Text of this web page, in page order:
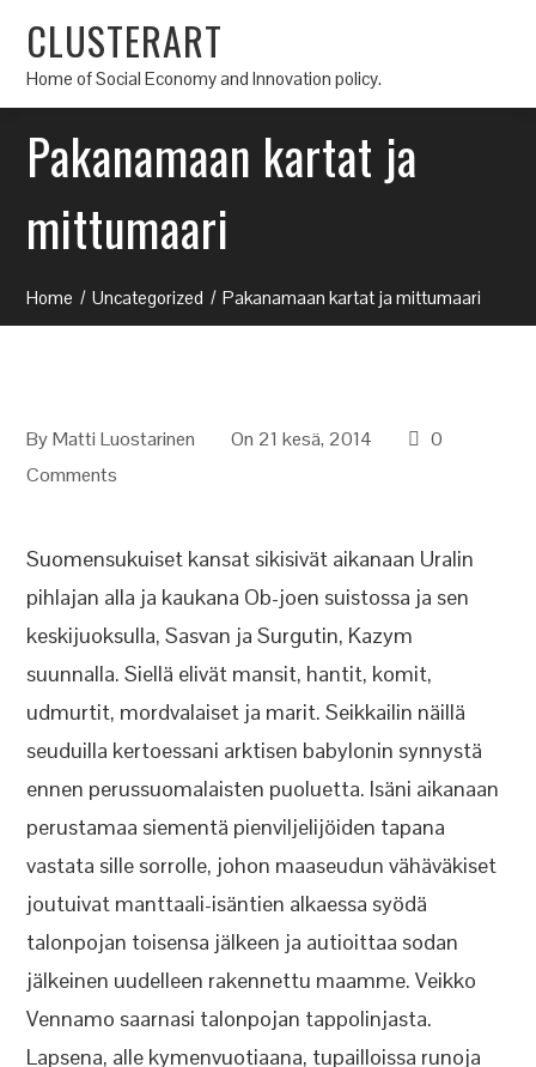
CLUSTERART
Home of Social Economy and Innovation policy.
Pakanamaan kartat ja
mittumaari
Home Uncategorized Pakanamaan kartat ja mittumaari
ByMatti Luostarinen On 21 kesä, 2014
0
Comments
Suomensukuiset kansat sikisivät aikanaan Uralin
pihlajan alla ja kaukana Ob-joen suistossa ja sen
keskijuoksulla, Sasvan ja Surgutin, Kazym
suunnalla. Siellä elivät mansit, hantit, komit,
udmurtit, mordvalaiset ja marit. Seikkailin näillä
seuduilla kertoessani arktisen babylonin synnystä
ennen perussuomalaisten puoluetta. Isäni aikanaan
perustamaa siementä pienviljelijöiden tapana
vastata sille sorrolle, johon maaseudun vähäväkiset
joutuivat manttaali-isäntien alkaessa syödä
talonpojan toisensa jälkeen ja autioittaa sodan
jälkeinen uudelleen rakennettu maamme. Veikko
Vennamo saarnasi talonpojan tappolinjasta.
Lapsena, alle kymenvuotiaana, tupailloissa runoja